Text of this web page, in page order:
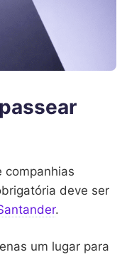
companhias
deve ser
.
um lugar para